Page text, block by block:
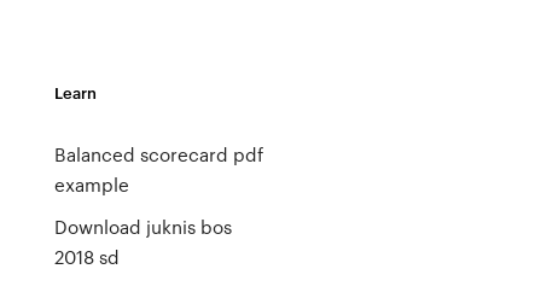
Learn
Balanced scorecard pdf
example
Download juknis bos
2018 sd